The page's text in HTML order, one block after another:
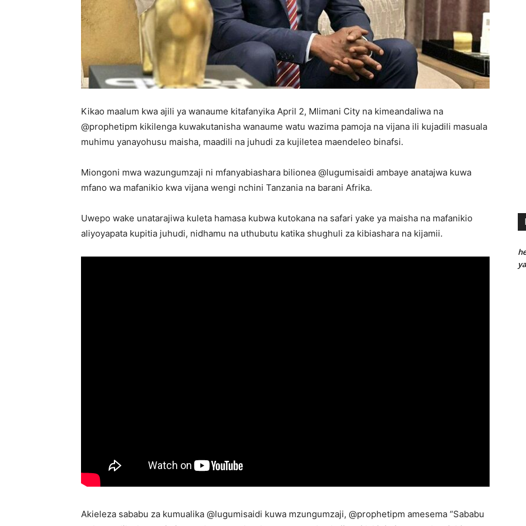
Kikao maalum kwa ajili ya wanaume kitafanyika April 2, Mlimani City na kimeandaliwa na
@prophetipm kikilenga kuwakutanisha wanaume watu wazima pamoja na vijana ili kujadili masuala
muhimu yanayohusu maisha, maadili na juhudi za kujiletea maendeleo binafsi.
Miongoni mwa wazungumzaji ni mfanyabiashara bilionea @lugumisaidi ambaye anatajwa kuwa
mfano wa mafanikio kwa vijana wengi nchini Tanzania na barani Afrika.
Uwepo wake unatarajiwa kuleta hamasa kubwa kutokana na safari yake ya maisha na mafanikio
aliyoyapata kupitia juhudi, nidhamu na uthubutu katika shughuli za kibiashara na kijamii.
Akieleza sababu za kumualika @lugumisaidi kuwa mzungumzaji, @prophetipm amesema “Sababu